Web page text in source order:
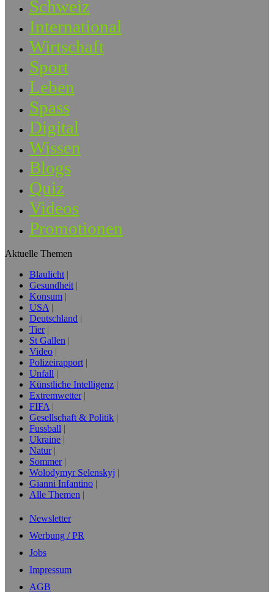
Schweiz
International
Wirtschaft
Sport
Leben
Spass
Digital
Wissen
Blogs
Quiz
Videos
Promotionen
Aktuelle Themen
Blaulicht
Gesundheit
Konsum
USA
Deutschland
Tier
St Gallen
Video
Polizeirapport
Unfall
Künstliche Intelligenz
Extremwetter
FIFA
Gesellschaft & Politik
Fussball
Ukraine
Natur
Sommer
Wolodymyr Selenskyj
Gianni Infantino
Alle Themen
Newsletter
Werbung / PR
Jobs
Impressum
AGB